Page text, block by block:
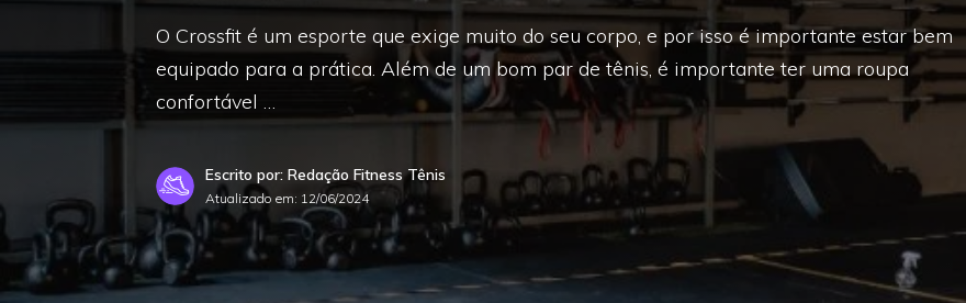
O Crossfit é um esporte que exige muito do seu corpo, e por isso é importante estar bem
equipado para a prática. Além de um bom par de tênis, é importante ter uma roupa
confortável …
Escrito por: Redação Fitness Tênis
Atualizado em: 12/06/2024